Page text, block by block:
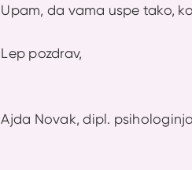
Upam, da vama uspe tako,
Lep pozdrav,
Ajda Novak, dipl.